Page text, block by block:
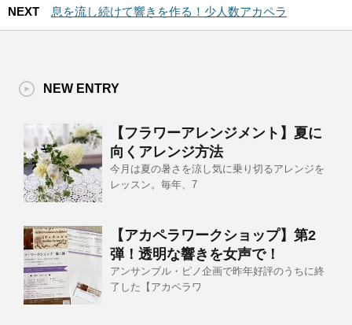
NEXT 息を流し続けて響きを作る！少人数アカペラ
NEW ENTRY
【フラワーアレンジメント】夏に
向くアレンジ方法
今月は夏の暑さを涼し気に乗り切るアレンジを
レッスン。毎年、7
【アカペラワークショップ】第2
弾！透明な響きを女声で！
アンサンブル・ピノ企画で昨年好評のうちに終
了した【アカペラワ